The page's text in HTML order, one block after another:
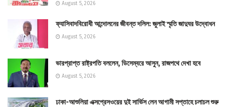
August 5, 2026
ফ্যাসিবাদবিরোধী আন্দোলনের জীবন্ত দলিল: জুলাই স্মৃতি জাদুঘর উদ্বোধন
August 5, 2026
ভারপ্রাপ্ত রাষ্ট্রপতি বললেন, ডিসেম্বরে আসুন, রাজপথে দেখা হবে
August 5, 2026
ঢাকা-আশুলিয়া এক্সপ্রেসওয়ের দুই সার্ভিস লেন আগামী সপ্তাহে চলাচল শুরু